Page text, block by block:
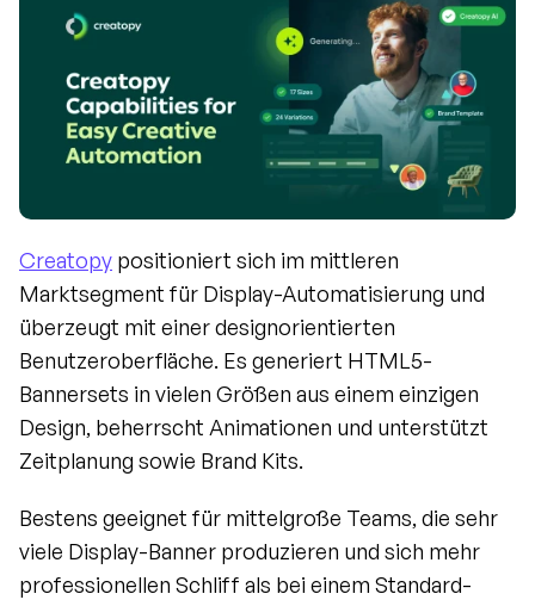
Creatopy positioniert sich im mittleren
Marktsegment für Display-Automatisierung und
überzeugt mit einer designorientierten
Benutzeroberfläche. Es generiert HTML5-
Bannersets in vielen Größen aus einem einzigen
Design, beherrscht Animationen und unterstützt
Zeitplanung sowie Brand Kits.
Bestens geeignet für mittelgroße Teams, die sehr
viele Display-Banner produzieren und sich mehr
professionellen Schliff als bei einem Standard-